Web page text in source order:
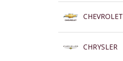
CHEVROLET
CHRYSLER